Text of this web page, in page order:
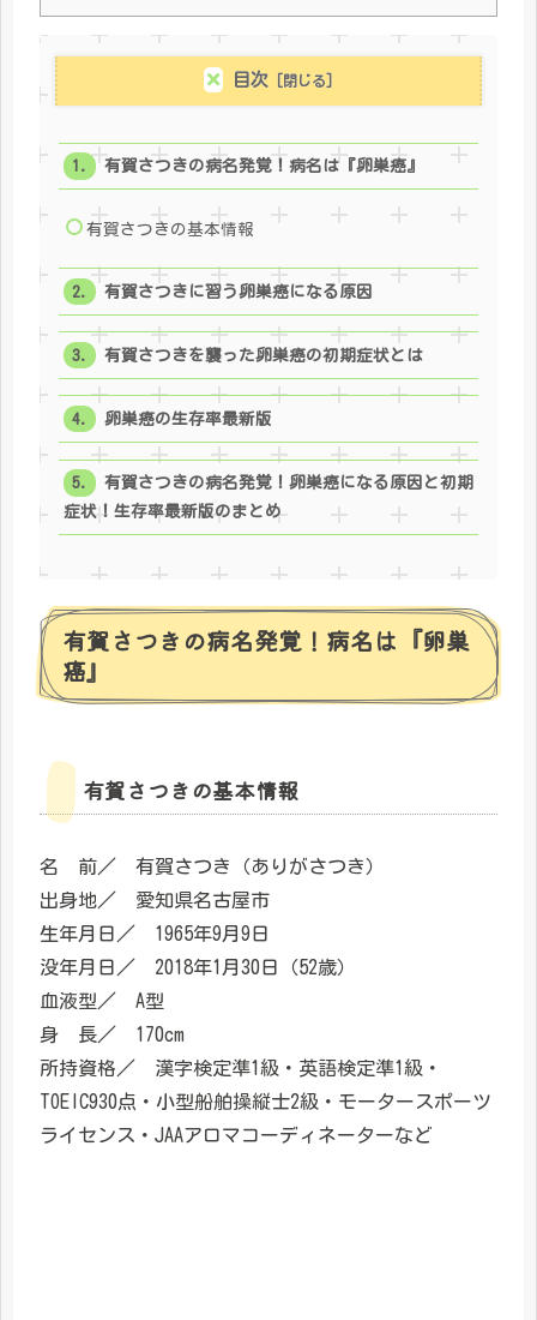
目次
有賀さつきの病名発覚！病名は『卵巣癌』
有賀さつきの基本情報
有賀さつきに習う卵巣癌になる原因
有賀さつきを襲った卵巣癌の初期症状とは
卵巣癌の生存率最新版
有賀さつきの病名発覚！卵巣癌になる原因と初期
症状！生存率最新版のまとめ
有賀さつきの病名発覚！病名は『卵巣
癌』
有賀さつきの基本情報
名 前／ 有賀さつき（ありがさつき）
出身地／ 愛知県名古屋市
生年月日／ 1965年9月9日
没年月日／ 2018年1月30日（52歳）
血液型／ A型
身 長／ 170cm
所持資格／ 漢字検定準1級・英語検定準1級・
TOEIC930点・小型船舶操縦士2級・モータースポーツ
ライセンス・JAAアロマコーディネーターなど